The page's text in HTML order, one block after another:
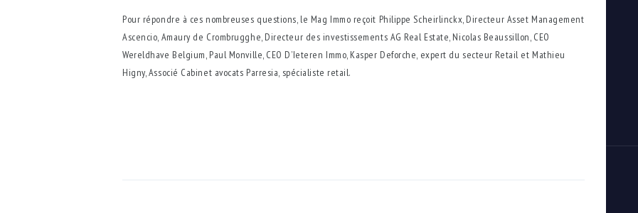
Pour répondre à ces nombreuses questions, le Mag Immo reçoit Philippe Scheirlinckx, Directeur Asset Management
Ascencio, Amaury de Crombrugghe, Directeur des investissements AG Real Estate, Nicolas Beaussillon, CEO
Wereldhave Belgium, Paul Monville, CEO D’Ieteren Immo, Kasper Deforche, expert du secteur Retail et Mathieu
Higny, Associé Cabinet avocats Parresia, spécialiste retail.